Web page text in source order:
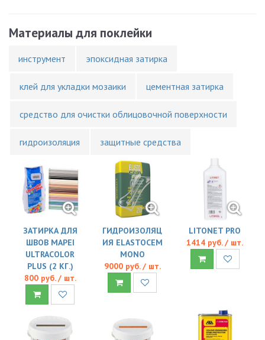
Материалы для поклейки
инструмент эпоксидная затирка
клей для укладки мозаики цементная затирка
средство для очистки облицовочной поверхности
гидроизоляция защитные средства
ЗАТИРКА ДЛЯ
ШВОВ MAPEI
ULTRACOLOR
PLUS (2 КГ.)
800 руб. / шт.
ГИДРОИЗОЛЯЦ
ИЯ ELASTOCEM
MONO
9000 руб. / шт.
LITONET PRO
1414 руб. / шт.